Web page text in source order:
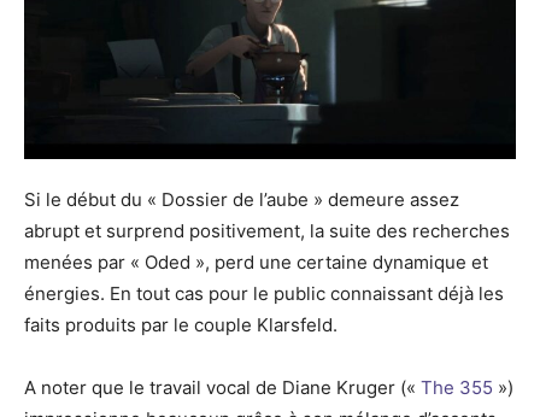
Si le début du « Dossier de l’aube » demeure assez
abrupt et surprend positivement, la suite des recherches
menées par « Oded », perd une certaine dynamique et
énergies. En tout cas pour le public connaissant déjà les
faits produits par le couple Klarsfeld.
A noter que le travail vocal de Diane Kruger (« The 355 »)